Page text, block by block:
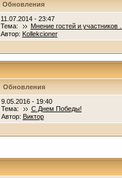
Обновления
11.07.2014 - 23:47
Тема:
Мнение гостей и участников ...
Автор: Kollekcioner
Обновления
9.05.2016 - 19:40
Тема:
С Днем Победы!
Автор: Виктор